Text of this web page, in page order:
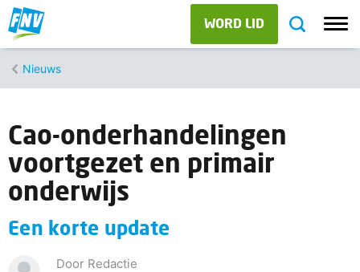
WORD LID
Nieuws
Cao-onderhandelingen
voortgezet en primair
onderwijs
Een korte update
Door Redactie